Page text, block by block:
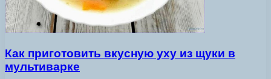
Как приготовить вкусную уху из щуки в
мультиварке